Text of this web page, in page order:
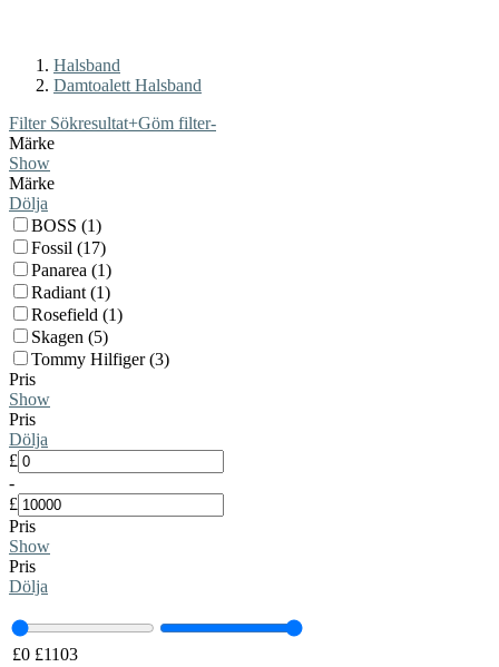
Halsband
Damtoalett Halsband
Filter Sökresultat+Göm filter-
Märke
Show
Märke
Dölja
BOSS (1)
Fossil (17)
Panarea (1)
Radiant (1)
Rosefield (1)
Skagen (5)
Tommy Hilfiger (3)
Pris
Show
Pris
Dölja
£
-
£
Pris
Show
Pris
Dölja
£0 £1103